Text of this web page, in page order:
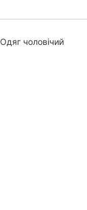
Одяг чоловічий